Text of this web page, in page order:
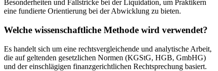
Besonderheiten und Fallstricke bei der Liquidation, um Praktikern
eine fundierte Orientierung bei der Abwicklung zu bieten.
Welche wissenschaftliche Methode wird verwendet?
Es handelt sich um eine rechtsvergleichende und analytische Arbeit,
die auf geltenden gesetzlichen Normen (KGStG, HGB, GmbHG)
und der einschlägigen finanzgerichtlichen Rechtsprechung basiert.